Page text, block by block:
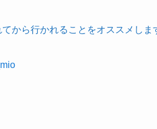
から行かれることをオススメしま